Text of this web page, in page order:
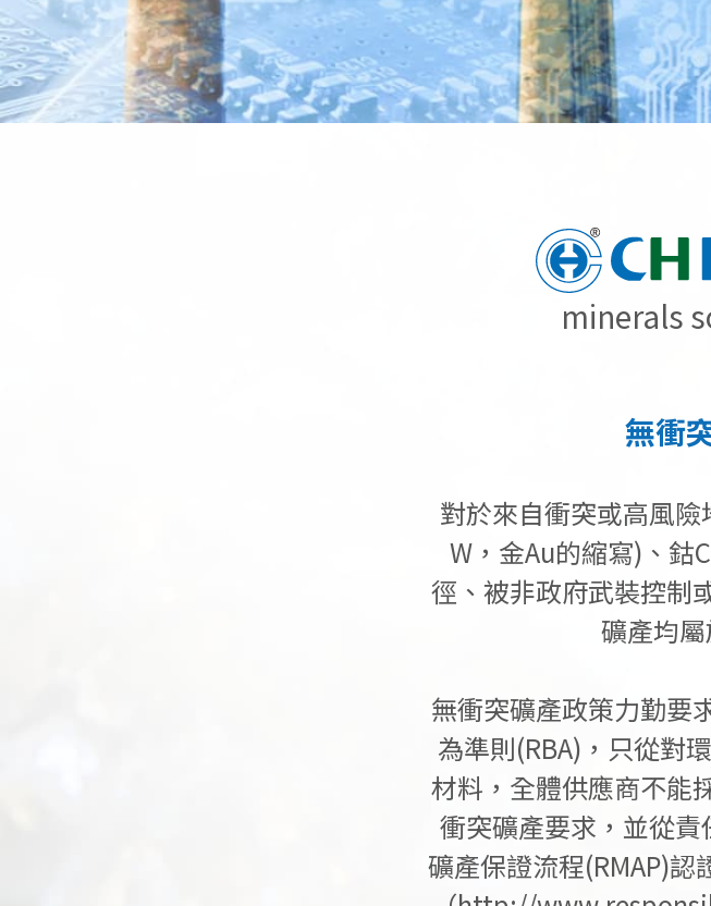
minerals
無衝
對於來自衝突或高風險
W，金Au的縮寫)、鈷
徑、被非政府武裝控制
礦產均
無衝突礦產政策力勤要
為準則(RBA)，只從對
材料，全體供應商不能
衝突礦產要求，並從
礦產保證流程(RMAP)